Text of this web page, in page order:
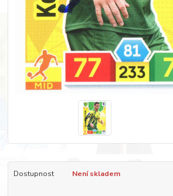
Dostupnost Není skladem